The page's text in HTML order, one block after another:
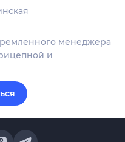
менеджера
и